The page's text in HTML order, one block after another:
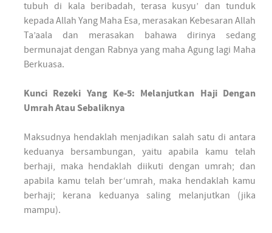
tubuh di kala beribadah, terasa kusyu’ dan tunduk
kepada Allah Yang Maha Esa, merasakan Kebesaran Allah
Ta’aala dan merasakan bahawa dirinya sedang
bermunajat dengan Rabnya yang maha Agung lagi Maha
Berkuasa.
Kunci Rezeki Yang Ke-5: Melanjutkan Haji Dengan
Umrah Atau Sebaliknya
Maksudnya hendaklah menjadikan salah satu di antara
keduanya bersambungan, yaitu apabila kamu telah
berhaji, maka hendaklah diikuti dengan umrah; dan
apabila kamu telah ber‘umrah, maka hendaklah kamu
berhaji; kerana keduanya saling melanjutkan (jika
mampu).